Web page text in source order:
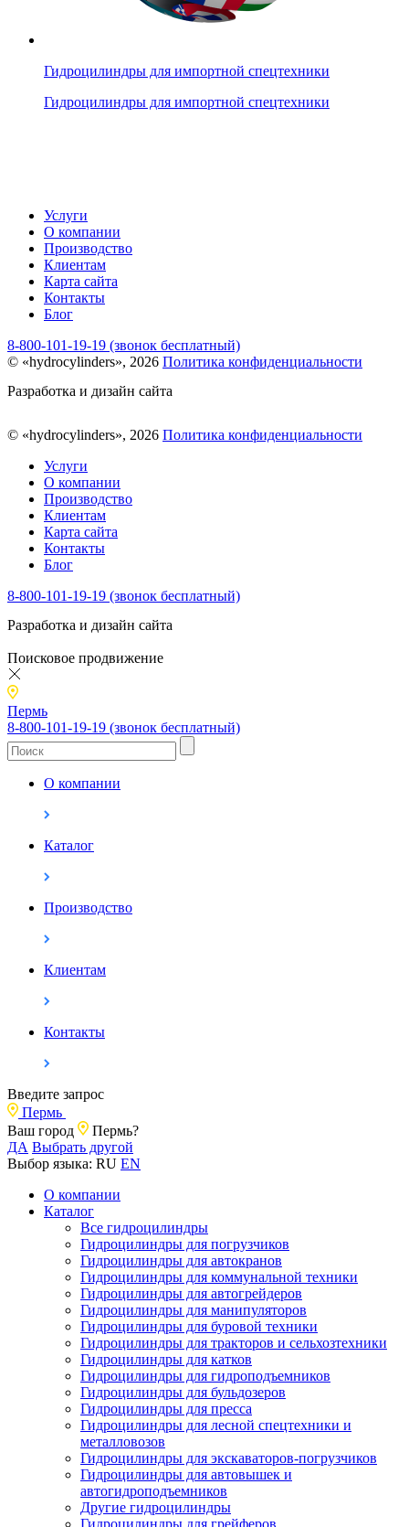
Гидроцилиндры для импортной спецтехники
Гидроцилиндры для импортной спецтехники
Услуги
О компании
Производство
Клиентам
Карта сайта
Контакты
Блог
8-800-101-19-19 (звонок бесплатный)
© «hydrocylinders», 2026 Политика конфиденциальности
Разработка и дизайн сайта
© «hydrocylinders», 2026 Политика конфиденциальности
Услуги
О компании
Производство
Клиентам
Карта сайта
Контакты
Блог
8-800-101-19-19 (звонок бесплатный)
Разработка и дизайн сайта
Поисковое продвижение
Пермь
8-800-101-19-19 (звонок бесплатный)
О компании
Каталог
Производство
Клиентам
Контакты
Введите запрос
Пермь
Ваш город
Пермь?
ДА Выбрать другой
Выбор языка: RU EN
О компании
Каталог
Все гидроцилиндры
Гидроцилиндры для погрузчиков
Гидроцилиндры для автокранов
Гидроцилиндры для коммунальной техники
Гидроцилиндры для автогрейдеров
Гидроцилиндры для манипуляторов
Гидроцилиндры для буровой техники
Гидроцилиндры для тракторов и сельхозтехники
Гидроцилиндры для катков
Гидроцилиндры для гидроподъемников
Гидроцилиндры для бульдозеров
Гидроцилиндры для пресса
Гидроцилиндры для лесной спецтехники и
металловозов
Гидроцилиндры для экскаваторов-погрузчиков
Гидроцилиндры для автовышек и
автогидроподъемников
Другие гидроцилиндры
Гидроцилиндры для грейферов